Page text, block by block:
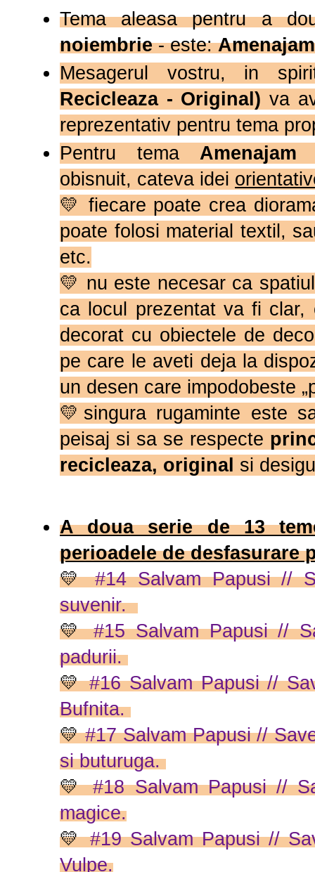
Tema aleasa pentru a
noiembrie- este:
Mesagerul vostru, in
Recicleaza - Original) va
reprezentativ pentru tema
Pentru temaAmenajam
obisnuit, cateva idei
💛 fiecare poate crea
poate folosi material textil,
etc.
💛 nu este necesar ca
ca locul prezentat va fi
decorat cu obiectele de
pe care le aveti deja la
un desen care impodobeste
💛singura rugaminte este
peisaj si sa se respecte
recicleaza, original si
A doua serie de 13
perioadele de desfasurare
💛#14 Salvam Papusi //
suvenir.
💛#15 Salvam Papusi //
padurii.
💛#16 Salvam Papusi //
Bufnita.
💛#17 Salvam Papusi //
si buturuga.
💛#18 Salvam Papusi //
magice.
💛#19 Salvam Papusi //
Vulpe.